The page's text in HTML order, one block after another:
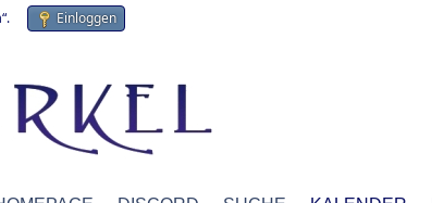
“. Einloggen